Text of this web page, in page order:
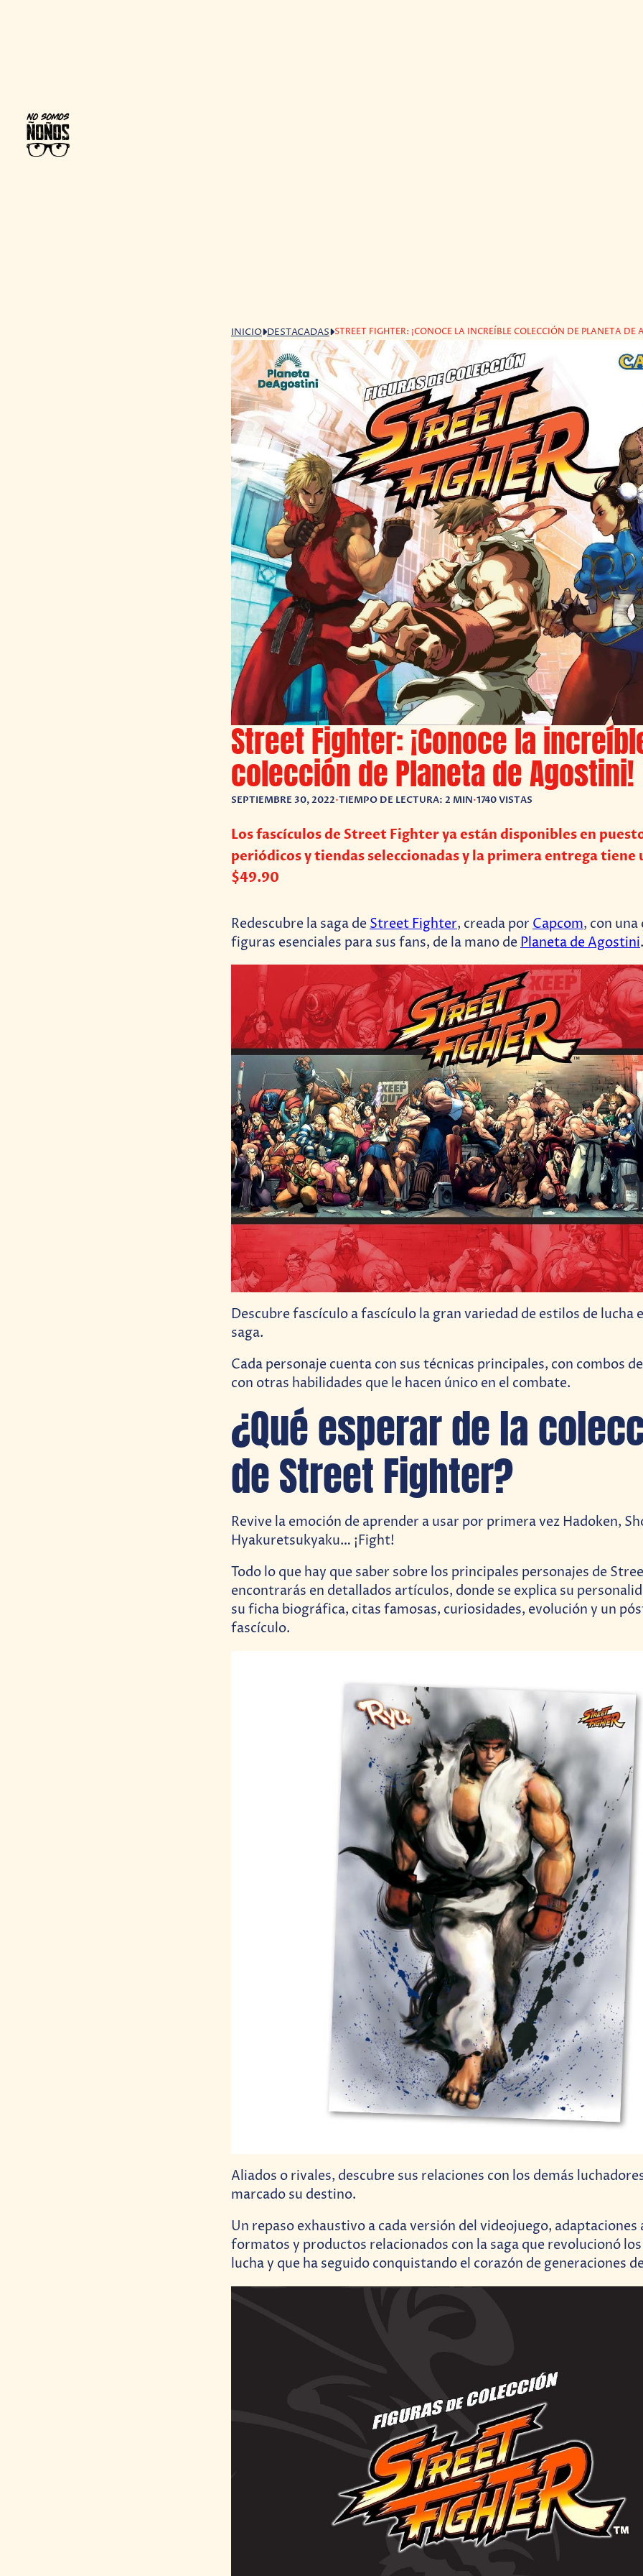
INICIO DESTACADAS STREET FIGHTER: ¡CONOCE LA INCREÍBLE COLECCIÓN DE PLANETA DE
Street Fighter: ¡Conoce la
colección de Planeta de Agostini!
SEPTIEMBRE 30, 2022•TIEMPO DE LECTURA: 2 MIN•1740 VISTAS
Los fascículos de Street Fighter ya están disponibles en
periódicos y tiendas seleccionadas y la primera entrega tiene
$49.90
Redescubre la saga de Street Fighter, creada por Capcom, con una
figuras esenciales para sus fans, de la mano de Planeta de Agostini.
Descubre fascículo a fascículo la gran variedad de estilos de lucha
saga.
Cada personaje cuenta con sus técnicas principales, con combos
con otras habilidades que le hacen único en el combate.
¿Qué esperar de la
de Street Fighter?
Revive la emoción de aprender a usar por primera vez Hadoken,
Hyakuretsukyaku… ¡Fight!
Todo lo que hay que saber sobre los principales personajes de
encontrarás en detallados artículos, donde se explica su
su ficha biográfica, citas famosas, curiosidades, evolución y un
fascículo.
Aliados o rivales, descubre sus relaciones con los demás
marcado su destino.
Un repaso exhaustivo a cada versión del videojuego, adaptaciones
formatos y productos relacionados con la saga que revolucionó
lucha y que ha seguido conquistando el corazón de generaciones